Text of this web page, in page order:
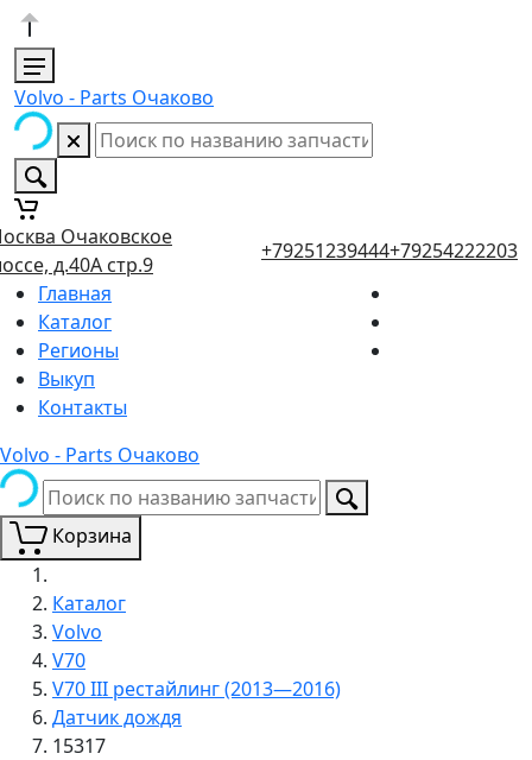
Volvo - Parts Очаково
Очаковское
д.40А стр.9
+79251239444+79254222203
Главная
Каталог
Регионы
Выкуп
Контакты
Volvo - Parts Очаково
Корзина
Каталог
Volvo
V70
V70 III рестайлинг (2013—2016)
Датчик дождя
15317